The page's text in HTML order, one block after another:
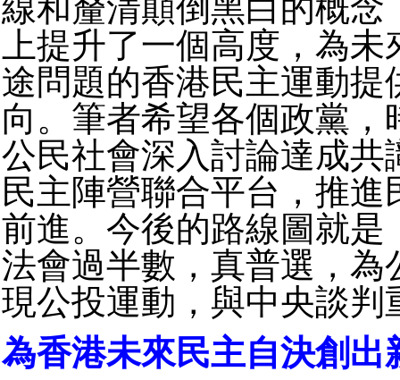
線和釐清顛倒黑白的概念
上提升了一個高度，為未
途問題的香港民主運動提
向。筆者希望各個政黨，
公民社會深入討論達成共
民主陣營聯合平台，推進
前進。今後的路線圖就是
法會過半數，真普選，為
現公投運動，與中央談判
為香港未來民主自決創出